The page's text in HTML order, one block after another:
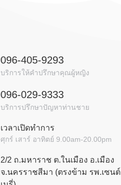
096-405-9293
บริการให้คำปรึกษาคุณผู้หญิง
096-029-9333
บริการปรึกษาปัญหาท่านชาย
เวลาเปิดทำการ
ศุกร์ เสาร์ อาทิตย์ 9.00am-20.00pm
2/2 ถ.มหาราช ต.ในเมือง อ.เมือง
จ.นครราชสีมา (ตรงข้าม รพ.เซนต์